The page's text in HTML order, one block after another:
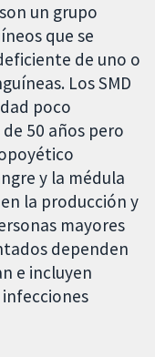
un grupo
que se
de uno o
Los SMD
poco
50 años pero
y la médula
la producción y
mayores
dependen
e incluyen